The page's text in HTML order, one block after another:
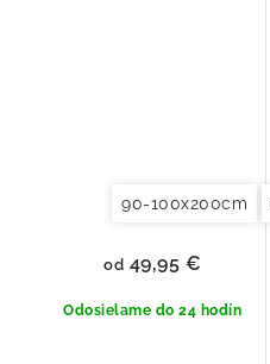
90-100x200cm
Odosielame do 24 hodín
od 49,95 €